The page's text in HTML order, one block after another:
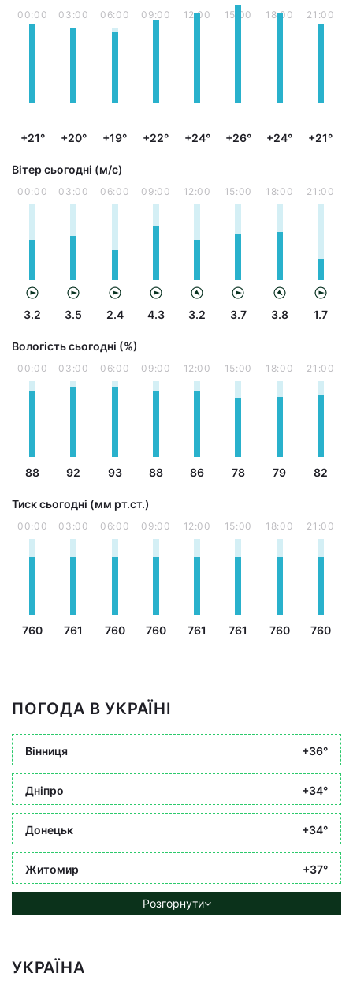
00:00
+21°
03:00
+20°
06:00
+19°
09:00
+22°
12:00
+24°
15:00
+26°
18:00
+24°
21:00
+21°
Вітер сьогодні (м/с)
00:00
3.2
03:00
3.5
06:00
2.4
09:00
4.3
12:00
3.2
15:00
3.7
18:00
3.8
21:00
1.7
Вологість сьогодні (%)
00:00
88
03:00
92
06:00
93
09:00
88
12:00
86
15:00
78
18:00
79
21:00
82
Тиск сьогодні (мм рт.ст.)
00:00
760
03:00
761
06:00
760
09:00
760
12:00
761
15:00
761
18:00
760
21:00
760
ПОГОДА В УКРАЇНІ
Вінниця +36°
Дніпро +34°
Донецьк +34°
Житомир +37°
Розгорнути
УКРАЇНА